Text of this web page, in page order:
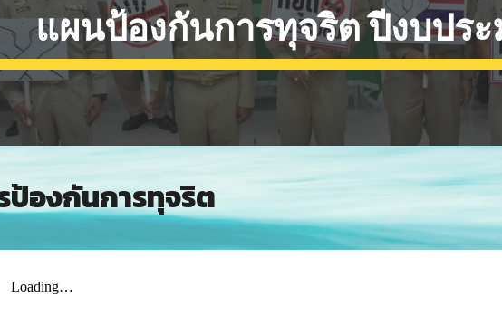
แผนป้องกันการทุจริต ปีงบปร
องกันการทุจริต